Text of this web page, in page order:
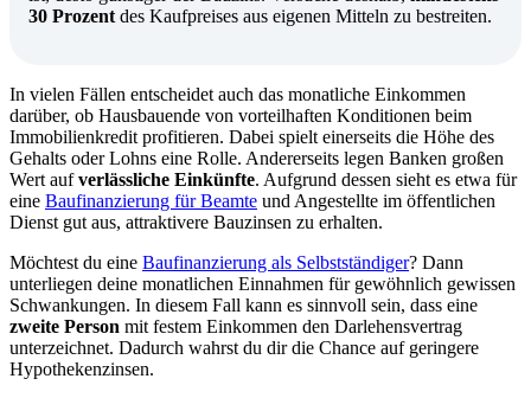
30 Prozent des Kaufpreises aus eigenen Mitteln zu bestreiten.
In vielen Fällen entscheidet auch das monatliche Einkommen
darüber, ob Hausbauende von vorteilhaften Konditionen beim
Immobilienkredit profitieren. Dabei spielt einerseits die Höhe des
Gehalts oder Lohns eine Rolle. Andererseits legen Banken großen
Wert aufverlässliche Einkünfte. Aufgrund dessen sieht es etwa für
eine Baufinanzierung für Beamte und Angestellte im öffentlichen
Dienst gut aus, attraktivere Bauzinsen zu erhalten.
Möchtest du eine Baufinanzierung als Selbstständiger? Dann
unterliegen deine monatlichen Einnahmen für gewöhnlich gewissen
Schwankungen. In diesem Fall kann es sinnvoll sein, dass eine
zweite Person mit festem Einkommen den Darlehensvertrag
unterzeichnet. Dadurch wahrst du dir die Chance auf geringere
Hypothekenzinsen.